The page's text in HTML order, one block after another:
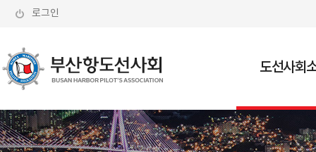
로그인
도선사회
회장인사